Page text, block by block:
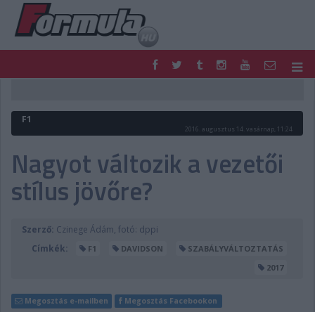
FORMULA
MOTOR
HAZAI
PODCAST
SHOP
LIVE
DIGITÁLIS MAGAZIN
F1
2016. augusztus 14. vasárnap, 11:24
Nagyot változik a vezetői
stílus jövőre?
Szerző: Czinege Ádám, fotó: dppi
Címkék:
F1 DAVIDSON
SZABÁLYVÁLTOZTATÁS
2017
Megosztás e-mailben Megosztás Facebookon